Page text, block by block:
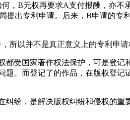
，B无权再要求A支付报酬，亦不
出专利申请。后来，B申请的专
所以并不是真正意义上的专利申请
受国家著作权法保护，可是登记
。而登记了的作品，在版权登记
纷，是解决版权纠纷和侵权的重